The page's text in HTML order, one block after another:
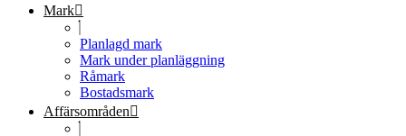
Mark
Planlagd mark
Mark under planläggning
Råmark
Bostadsmark
Affärsområden